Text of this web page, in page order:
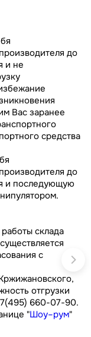
до
и не
Вас заранее
средства
до
и последующую
склада
с
отгрузки
660-07-90.
"Шоу–рум"